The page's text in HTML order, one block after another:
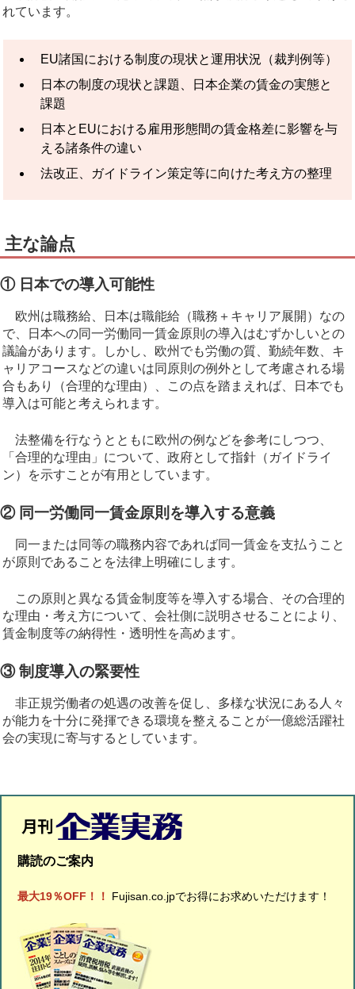
れています。
EU諸国における制度の現状と運用状況（裁判例等）
日本の制度の現状と課題、日本企業の賃金の実態と
課題
日本とEUにおける雇用形態間の賃金格差に影響を与
える諸条件の違い
法改正、ガイドライン策定等に向けた考え方の整理
主な論点
① 日本での導入可能性
欧州は職務給、日本は職能給（職務＋キャリア展開）なの
で、日本への同一労働同一賃金原則の導入はむずかしいとの
議論があります。しかし、欧州でも労働の質、勤続年数、キ
ャリアコースなどの違いは同原則の例外として考慮される場
合もあり（合理的な理由）、この点を踏まえれば、日本でも
導入は可能と考えられます。
法整備を行なうとともに欧州の例などを参考にしつつ、
「合理的な理由」について、政府として指針（ガイドライ
ン）を示すことが有用としています。
② 同一労働同一賃金原則を導入する意義
同一または同等の職務内容であれば同一賃金を支払うこと
が原則であることを法律上明確にします。
この原則と異なる賃金制度等を導入する場合、その合理的
な理由・考え方について、会社側に説明させることにより、
賃金制度等の納得性・透明性を高めます。
③ 制度導入の緊要性
非正規労働者の処遇の改善を促し、多様な状況にある人々
が能力を十分に発揮できる環境を整えることが一億総活躍社
会の実現に寄与するとしています。
購読のご案内
最大19％OFF！！ Fujisan.co.jpでお得にお求めいただけます！